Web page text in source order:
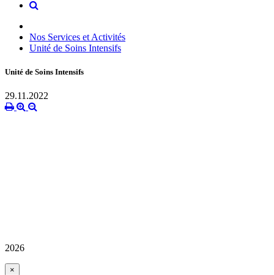
Nos Services et Activités
Unité de Soins Intensifs
Unité de Soins Intensifs
29.11.2022
2026
×